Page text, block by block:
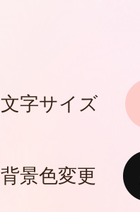
文字サイズ
背景色変更